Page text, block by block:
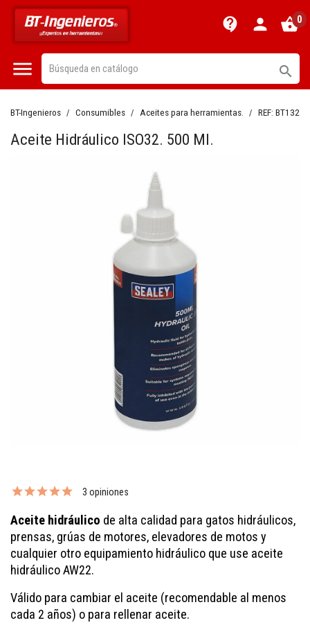
contact_support person shopping_basket0
 
BT-Ingenieros Consumibles Aceites para herramientas. REF: BT13216
Aceite Hidráulico ISO32. 500 Ml.
3 opiniones
Aceite hidráulico de alta calidad para gatos hidráulicos,
prensas, grúas de motores, elevadores de motos y
cualquier otro equipamiento hidráulico que use aceite
hidráulico AW22.
Válido para cambiar el aceite (recomendable al menos
cada 2 años) o para rellenar aceite.